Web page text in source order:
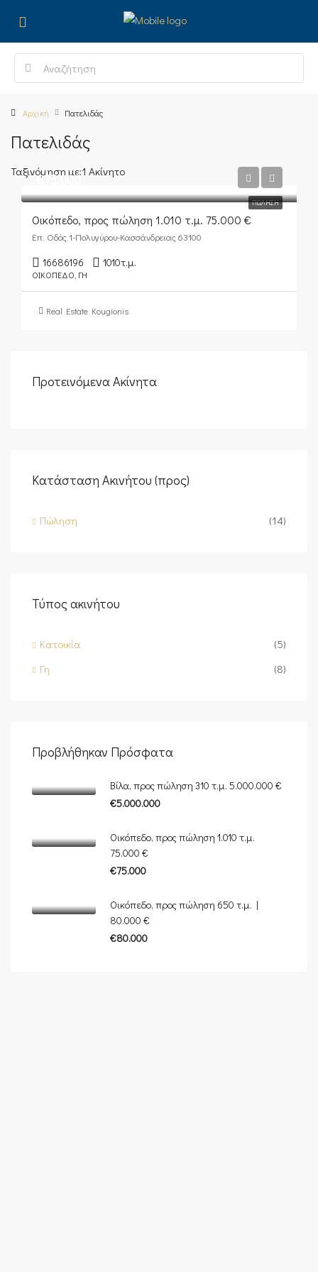
Αρχική Πατελιδάς
Πατελιδάς
1 Ακίνητο
Ταξινόμηση με:
ΠΏΛΗΣΗ
€75.000
Οικόπεδο, προς πώληση 1.010 τ.μ. 75.000 €
Επ. Οδός 1-Πολυγύρου-Κασσάνδρειας 63100
16686196 1010τ.μ.
ΟΙΚΌΠΕΔΟ, ΓΗ
Real Estate Kougionis
Προτεινόμενα Ακίνητα
Κατάσταση Ακινήτου (προς)
Πώληση (14)
Τύπος ακινήτου
Κατοικία
(5)
Γη
(8)
Προβλήθηκαν Πρόσφατα
Βίλα, προς πώληση 310 τ.μ. 5.000.000 €
€5.000.000
Οικόπεδο, προς πώληση 1.010 τ.μ.
75.000 €
€75.000
Οικόπεδο, προς πώληση 650 τ.μ. |
80.000 €
€80.000